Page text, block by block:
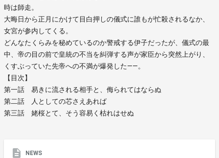
時は師走。
大晦日から正月にかけて目白押しの儀式に誰もが忙殺されるなか、
女宮が参内してくる。
どんなたくらみを秘めているのか警戒する伊子だったが、儀式の最
中、帝の目の前で皇統の不当を糾弾する声が家臣から突然上がり、
くすぶっていた先帝への不満が爆発した――。
【目次】
第一話 易きに流される相手と、侮られてはならぬ
第二話 人としての芯さえあれば
第三話 姥桜とて、そう容易く枯れはせぬ
NEWS